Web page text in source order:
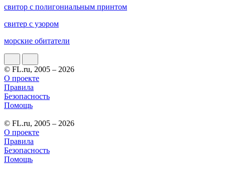
свитор с полигониальным принтом
свитер с узором
морские обитатели
© FL.ru, 2005 – 2026
О проекте
Правила
Безопасность
Помощь
© FL.ru, 2005 – 2026
О проекте
Правила
Безопасность
Помощь